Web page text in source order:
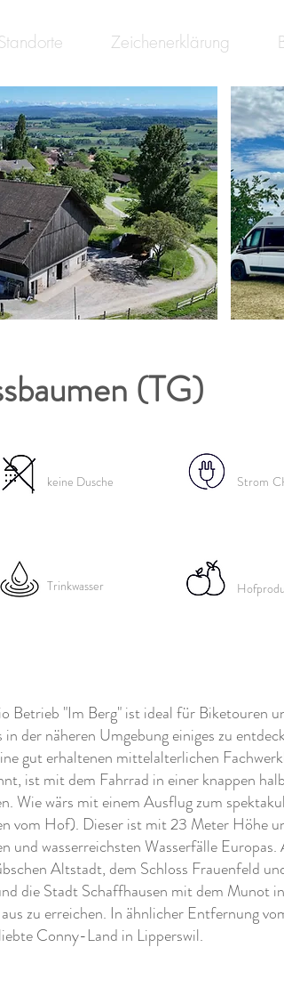
Zeichenerklärung
(TG)
keine Dusche Strom
Trinkwasser
Betrieb "Im Berg" ist ideal für Biketouren
der näheren Umgebung einiges zu
gut erhaltenen mittelalterlichen
ist mit dem Fahrrad in einer knappen
Wie wärs mit einem Ausflug zum
vom Hof). Dieser ist mit 23 Meter Höhe
und wasserreichsten Wasserfälle Europas.
Altstadt, dem Schloss Frauenfeld
die Stadt Schaffhausen mit dem Munot
zu erreichen. In ähnlicher Entfernung
Conny-Land in Lipperswil.